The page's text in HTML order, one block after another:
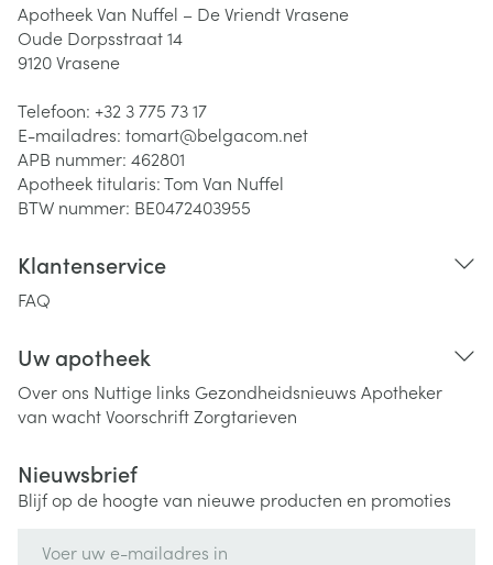
Apotheek Van Nuffel – De Vriendt Vrasene
Oude Dorpsstraat 14
9120Vrasene
Telefoon: +32 3 775 73 17
E-mailadres: tomart@belgacom.net
APB nummer: 462801
Apotheek titularis:Tom Van Nuffel
BTW nummer: BE0472403955
Klantenservice
FAQ
Uw apotheek
Over ons Nuttige links Gezondheidsnieuws Apotheker
van wachtVoorschriftZorgtarieven
Nieuwsbrief
Blijf op de hoogte van nieuwe producten en promoties